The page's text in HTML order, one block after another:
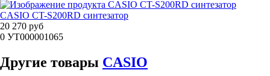
CASIO CT-S200RD синтезатор
20 270 руб
0 УТ000001065
Другие товары CASIO